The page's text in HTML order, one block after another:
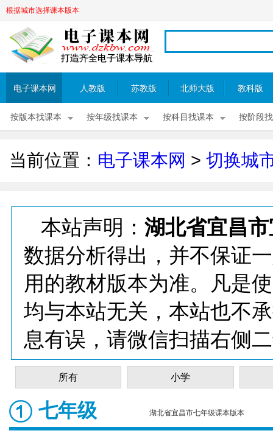
根据城市选择课本版本
电子课本网 人教版 苏教版 北师大版 教科版
按版本找课本 按年级找课本 按科目找课本 按阶段
当前位置： 电子课本网 > 切换城
本站声明： 湖北省宜昌
数据分析得出，并不保证
用的教材版本为准。凡是
均与本站无关，本站也不
息有误，请微信扫描右侧
所有 小学
七年级 湖北省宜昌市七年级课本版本